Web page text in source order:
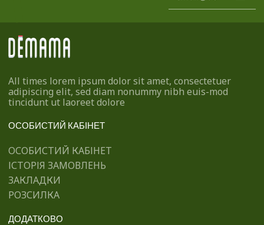
All times lorem ipsum dolor sit amet, consectetuer
adipiscing elit, sed diam nonummy nibh euis-mod
tincidunt ut laoreet dolore
ОСОБИСТИЙ КАБІНЕТ
ОСОБИСТИЙ КАБІНЕТ
ІСТОРІЯ ЗАМОВЛЕНЬ
ЗАКЛАДКИ
РОЗСИЛКА
ДОДАТКОВО